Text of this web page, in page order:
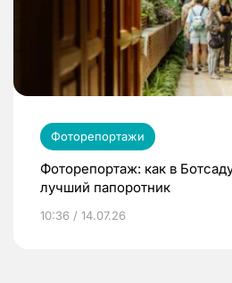
Фоторепортажи
Фоторепортаж: как в
лучший папоротник
10:36 / 14.07.26